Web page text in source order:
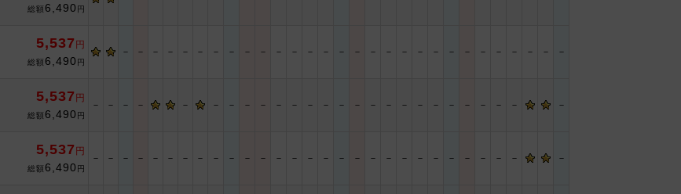
総額 6,490 円
5,537 円
総額 6,490 円
－ － － － － － － － － － － － － － － － － － － － － － － － － － － － －
5,537 円
総額 6,490 円
－ － － － － － － － － － － － － － － － － － － － － － － － － －
5,537 円
総額 6,490 円
－ － － － － － － － － － － － － － － － － － － － － － － － － － － － －